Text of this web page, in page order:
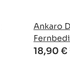
Ankaro
18,90 €